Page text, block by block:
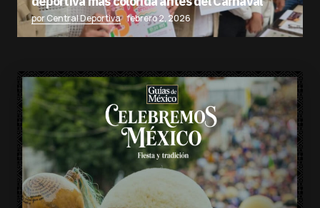
por Central Deportiva febrero 2, 2026